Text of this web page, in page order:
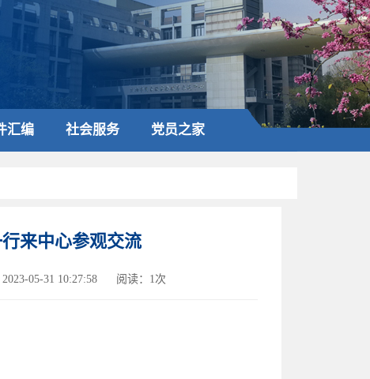
汇编 社会服务 党员之家
来中心参观交流
05-31 10:27:58 阅读：1次